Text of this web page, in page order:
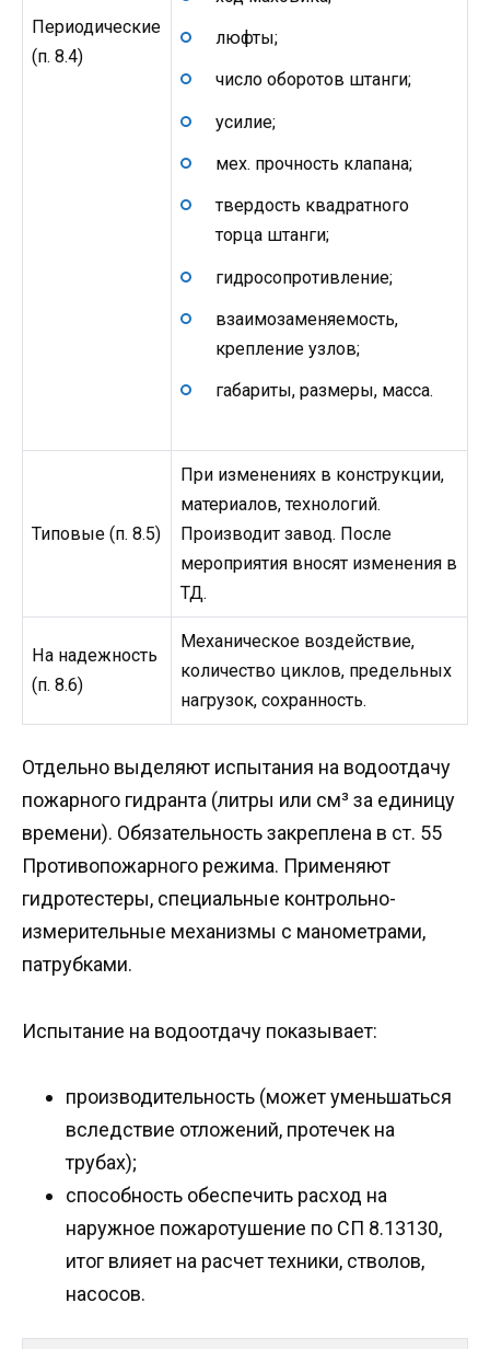
Периодические
(п. 8.4)
люфты;
число оборотов штанги;
усилие;
мех. прочность клапана;
твердость квадратного
торца штанги;
гидросопротивление;
взаимозаменяемость,
крепление узлов;
габариты, размеры, масса.
Типовые (п. 8.5)
При изменениях в конструкции,
материалов, технологий.
Производит завод. После
мероприятия вносят изменения в
ТД.
На надежность
(п. 8.6)
Механическое воздействие,
количество циклов, предельных
нагрузок, сохранность.
Отдельно выделяют испытания на водоотдачу
пожарного гидранта (литры или см³ за единицу
времени). Обязательность закреплена в ст. 55
Противопожарного режима. Применяют
гидротестеры, специальные контрольно-
измерительные механизмы с манометрами,
патрубками.
Испытание на водоотдачу показывает:
производительность (может уменьшаться
вследствие отложений, протечек на
трубах);
способность обеспечить расход на
наружное пожаротушение по СП 8.13130,
итог влияет на расчет техники, стволов,
насосов.